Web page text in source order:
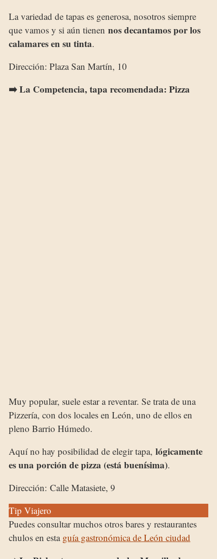
La variedad de tapas es generosa, nosotros siempre
que vamos y si aún tienen nos decantamos por los
calamares en su tinta.
Dirección: Plaza San Martín, 10
➡️ La Competencia, tapa recomendada: Pizza
Muy popular, suele estar a reventar. Se trata de una
Pizzería, con dos locales en León, uno de ellos en
pleno Barrio Húmedo.
Aquí no hay posibilidad de elegir tapa, lógicamente
es una porción de pizza (está buenísima).
Dirección: Calle Matasiete, 9
Tip Viajero
Puedes consultar muchos otros bares y restaurantes
chulos en esta guía gastronómica de León ciudad